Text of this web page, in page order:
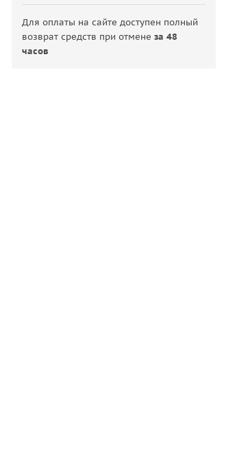
Для оплаты на сайте доступен полный
возврат средств при отменеза 48
часов